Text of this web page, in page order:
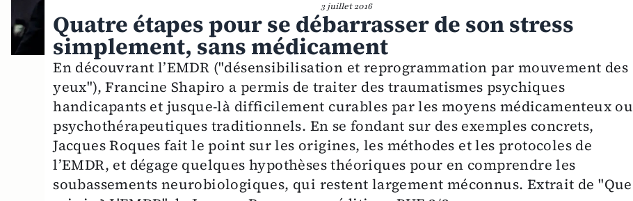
3 juillet 2016
Quatre étapes pour se débarrasser de son stress
simplement, sans médicament
En découvrant l’EMDR ("désensibilisation et reprogrammation par mouvement des
yeux"), Francine Shapiro a permis de traiter des traumatismes psychiques
handicapants et jusque-là difficilement curables par les moyens médicamenteux ou
psychothérapeutiques traditionnels. En se fondant sur des exemples concrets,
Jacques Roques fait le point sur les origines, les méthodes et les protocoles de
l’EMDR, et dégage quelques hypothèses théoriques pour en comprendre les
soubassements neurobiologiques, qui restent largement méconnus. Extrait de "Que